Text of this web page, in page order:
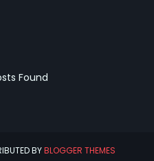
Found
BYBLOGGER THEMES